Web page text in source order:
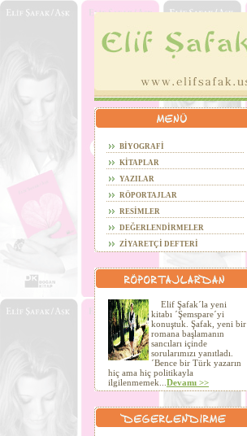
BİYOGRAFİ
KİTAPLAR
YAZILAR
RÖPORTAJLAR
RESİMLER
DEĞERLENDİRMELER
ZİYARETÇİ DEFTERİ
Elif Şafak´la yeni
kitabı ´Şemspare´yi
konuştuk. Şafak, yeni bir
romana başlamanın
sancıları içinde
sorularımızı yanıtladı.
´Bence bir Türk yazarın
hiç ama hiç politikayla
ilgilenmemek... Devamı >>